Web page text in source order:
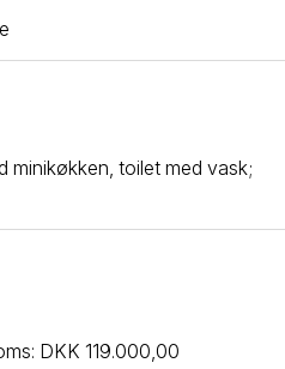
minikøkken, toilet med vask;
DKK 119.000,00